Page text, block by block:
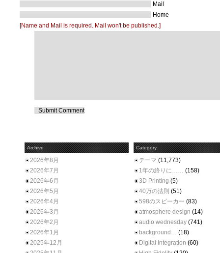
Mail
Home
[Name and Mail is required. Mail won't be published.]
Archive
2026年8月
2026年7月
2026年6月
2026年5月
2026年4月
2026年3月
2026年2月
2026年1月
2025年12月
Category
テーマ (11,773)
1年の終りに…… (158)
3D Printing (5)
40万の法則 (51)
598のスピーカー (83)
atmosphere design (14)
audio wednesday (741)
background… (18)
Digital Integration (60)